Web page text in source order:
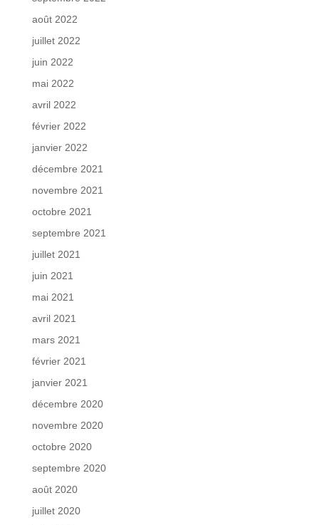
août 2022
juillet 2022
juin 2022
mai 2022
avril 2022
février 2022
janvier 2022
décembre 2021
novembre 2021
octobre 2021
septembre 2021
juillet 2021
juin 2021
mai 2021
avril 2021
mars 2021
février 2021
janvier 2021
décembre 2020
novembre 2020
octobre 2020
septembre 2020
août 2020
juillet 2020